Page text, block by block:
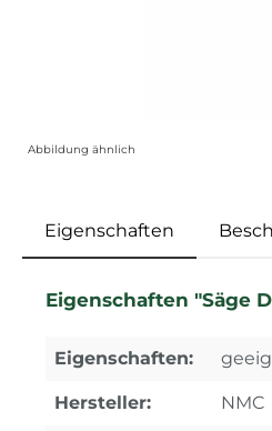
Abbildung ähnlich
Eigenschaften
Eigenschaften "Säge
Eigenschaften:
Hersteller: NMC